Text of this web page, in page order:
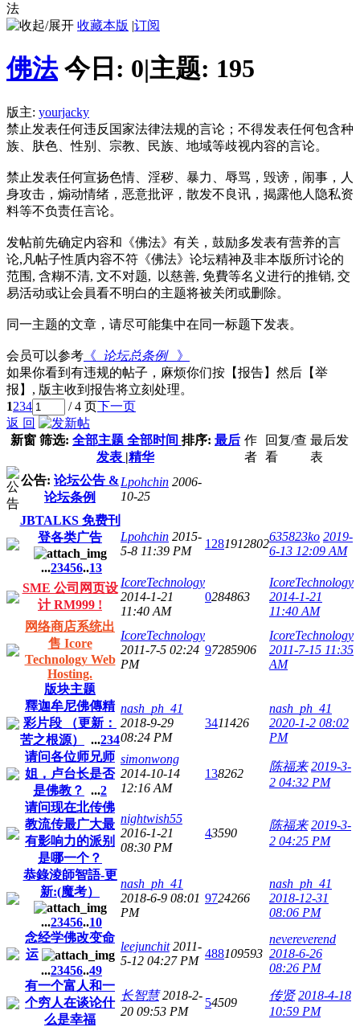
法
收藏本版 |订阅
佛法 今日: 0|主题: 195
版主: yourjacky
禁止发表任何违反国家法律法规的言论；不得发表任何包含种
族、肤色、性别、宗教、民族、地域等歧视内容的言论。
禁止发表任何宣扬色情、淫秽、暴力、辱骂，毁谤，闹事，人
身攻击，煽动情绪，恶意批评，散发不良讯，揭露他人隐私资
料等不负责任言论。
发帖前先确定内容和《佛法》有关，鼓励多发表有营养的言
论,凡帖子性貭内容不符《佛法》论坛精神及非本版所讨论的
范围, 含糊不清, 文不对题, 以慈善, 免費等名义进行的推销, 交
易活动或让会員看不明白的主题将被关闭或删除。
同一主题的文章，请尽可能集中在同一标题下发表。
会员可以参考 《 论坛总条例》
如果你看到有违规的帖子，麻烦你们按【报告】然后【举
报】, 版主收到报告将立刻处理。
1234 / 4 页下一页
返 回
新窗 筛选: 全部主题 全部时间 排序: 最后
发表 |精华
作
者
回复/查
看
最后发
表
公告: 论坛公告 &
论坛条例
Lpohchin 2006-
10-25
JBTALKS 免费刊
登各类广告
...23456..13
Lpohchin 2015-
5-8 11:39 PM
1281912802
635823ko 2019-
6-13 12:09 AM
SME 公司网页设
计 RM999 !
IcoreTechnology
2014-1-21
11:40 AM
0284863
IcoreTechnology
2014-1-21
11:40 AM
网络商店系统出
售 Icore
Technology Web
Hosting.
IcoreTechnology
2011-7-5 02:24
PM
97285906
IcoreTechnology
2011-7-15 11:35
AM
版块主题
釋迦牟尼佛傳精
彩片段 （更新：
苦之根源）
...234
nash_ph_41
2018-9-29
08:24 PM
3411426
nash_ph_41
2020-1-2 08:02
PM
请问各位师兄师
姐，卢台长是否
是佛教？
...2
simonwong
2014-10-14
12:16 AM
138262
陈福来 2019-3-
2 04:32 PM
请问现在北传佛
教流传最广大最
有影响力的派别
是哪一个？
nightwish55
2016-1-21
08:30 PM
43590
陈福来 2019-3-
2 04:25 PM
恭錄淩師智語-更
新:(魔考）
...23456..10
nash_ph_41
2018-6-9 08:01
PM
9724266
nash_ph_41
2018-12-31
08:06 PM
念经学佛改变命
运
...23456..49
leejunchit 2011-
5-12 04:27 PM
488109593
nevereverend
2018-6-26
08:26 PM
有一个富人和一
个穷人在谈论什
么是幸福
长智慧 2018-2-
20 09:53 PM
54509
传贤 2018-4-18
10:59 PM